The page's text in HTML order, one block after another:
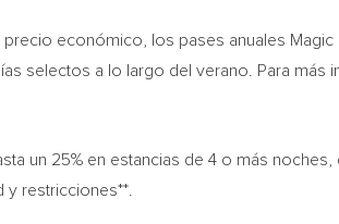
económico, los pases anuales Magic
selectos a lo largo del verano. Para más
un 25% en estancias de 4 o más
restricciones**.